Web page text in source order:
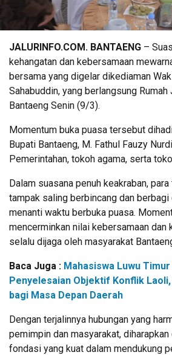
JALURINFO.COM. BANTAENG –
kehangatan dan kebersamaan
bersama yang digelar dikediaman
Sahabuddin, yang berlangsung
Bantaeng Senin (9/3).
Momentum buka puasa tersebut
Bupati Bantaeng, M. Fathul Fauzy
Pemerintahan, tokoh agama, serta
Dalam suasana penuh keakraban,
tampak saling berbincang dan
menanti waktu berbuka puasa.
mencerminkan nilai kebersamaan dan
selalu dijaga oleh masyarakat
Baca Juga : Mahasiswa Luwu Timur
Penyelesaian Objektif Konflik
bagi Masa Depan Daerah
Dengan terjalinnya hubungan yang
pemimpin dan masyarakat,
fondasi yang kuat dalam mendukung